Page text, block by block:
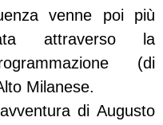
venne poi più
attraverso la
(di
Milanese.
di Augusto